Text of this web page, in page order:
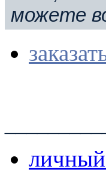
можете
личный